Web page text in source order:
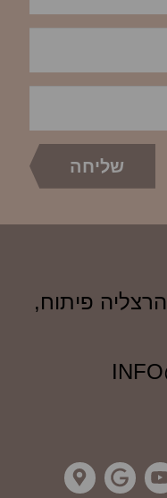
2 ,קומה 4 ,הרצליה פיתוח,